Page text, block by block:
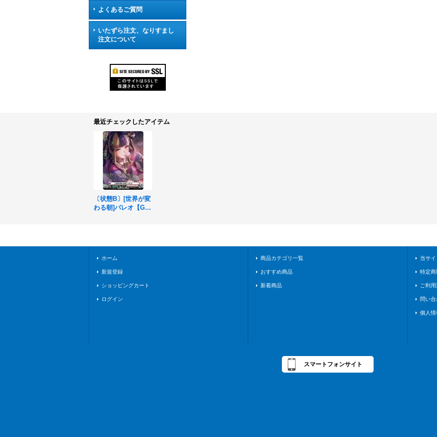
よくあるご質問
いたずら注文、なりすまし
注文について
最近チェックしたアイテム
〔状態B〕[世界が変
わる朝]パレオ【GP
ホーム
新規登録
ショッピングカート
ログイン
商品カテゴリ一覧
おすすめ商品
新着商品
当サ
特定
ご利
問い合
個人
スマートフォンサイト